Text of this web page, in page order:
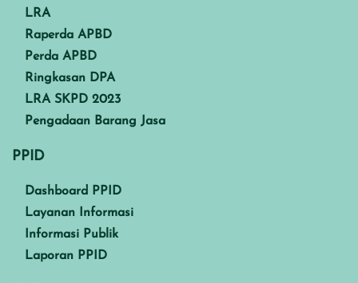
LRA
Raperda APBD
Perda APBD
Ringkasan DPA
LRA SKPD 2023
Pengadaan Barang Jasa
PPID
Dashboard PPID
Layanan Informasi
Informasi Publik
Laporan PPID